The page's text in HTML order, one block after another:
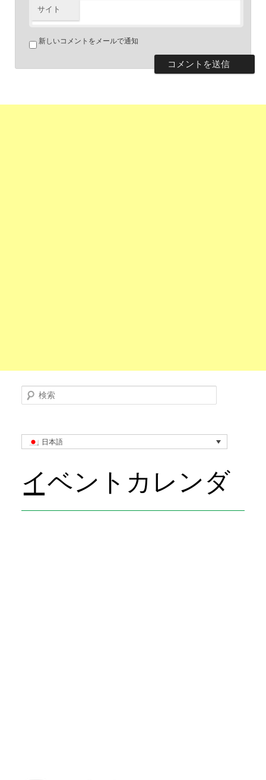
サイト
新しいコメントをメールで通知
検索
日本語
イベントカレンダ
ー